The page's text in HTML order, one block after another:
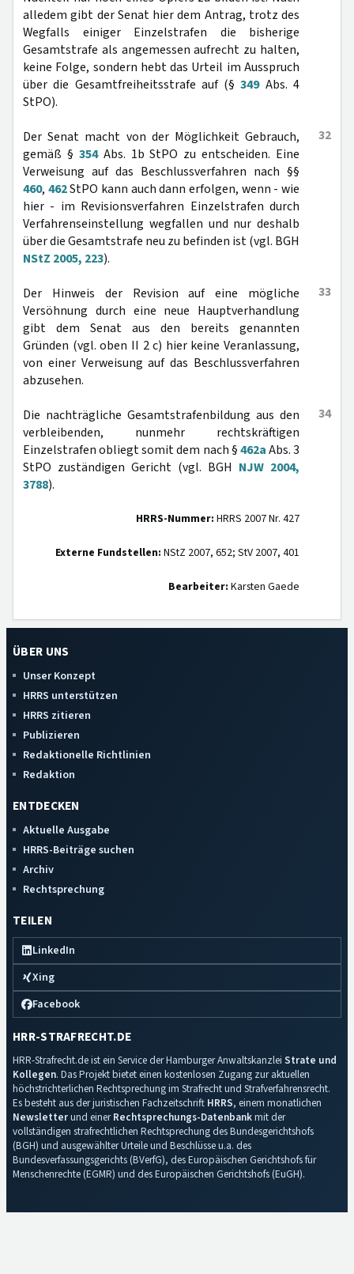
alledem gibt der Senat hier dem Antrag, trotz des
Wegfalls einiger Einzelstrafen die bisherige
Gesamtstrafe als angemessen aufrecht zu halten,
keine Folge, sondern hebt das Urteil im Ausspruch
über die Gesamtfreiheitsstrafe auf (§349Abs. 4
StPO).
32
Der Senat macht von der Möglichkeit Gebrauch,
gemäß § 354Abs. 1b StPO zu entscheiden. Eine
Verweisung auf das Beschlussverfahren nach §§
460, 462StPO kann auch dann erfolgen, wenn - wie
hier - im Revisionsverfahren Einzelstrafen durch
Verfahrenseinstellung wegfallen und nur deshalb
über die Gesamtstrafe neu zu befinden ist (vgl. BGH
NStZ 2005, 223).
33
Der Hinweis der Revision auf eine mögliche
Versöhnung durch eine neue Hauptverhandlung
gibt dem Senat aus den bereits genannten
Gründen (vgl. oben II 2 c) hier keine Veranlassung,
von einer Verweisung auf das Beschlussverfahren
abzusehen.
34
Die nachträgliche Gesamtstrafenbildung aus den
verbleibenden, nunmehr rechtskräftigen
Einzelstrafen obliegt somit dem nach §462aAbs. 3
StPO zuständigen Gericht (vgl. BGH NJW 2004,
3788).
HRRS-Nummer: HRRS 2007 Nr. 427
Externe Fundstellen: NStZ 2007, 652; StV 2007, 401
Bearbeiter: Karsten Gaede
ÜBER UNS
Unser Konzept
HRRS unterstützen
HRRS zitieren
Publizieren
Redaktionelle Richtlinien
Redaktion
ENTDECKEN
Aktuelle Ausgabe
HRRS-Beiträge suchen
Archiv
Rechtsprechung
TEILEN
LinkedIn
Xing
Facebook
HRR-STRAFRECHT.DE
HRR-Strafrecht.de ist ein Service der Hamburger Anwaltskanzlei Strate und
Kollegen. Das Projekt bietet einen kostenlosen Zugang zur aktuellen
höchstrichterlichen Rechtsprechung im Strafrecht und Strafverfahrensrecht.
Es besteht aus der juristischen Fachzeitschrift HRRS, einem monatlichen
Newsletterund einerRechtsprechungs-Datenbankmit der
vollständigen strafrechtlichen Rechtsprechung des Bundesgerichtshofs
(BGH) und ausgewählter Urteile und Beschlüsse u.a. des
Bundesverfassungsgerichts (BVerfG), des Europäischen Gerichtshofs für
Menschenrechte (EGMR) und des Europäischen Gerichtshofs (EuGH).